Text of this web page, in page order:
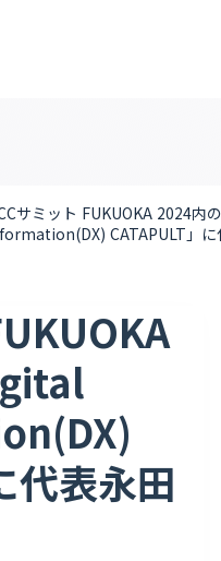
サミット FUKUOKA 2024内
CATAPULT」に
代表永田